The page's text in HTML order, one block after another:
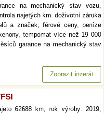
na mechanický stav vozu,
najetých km. doživotní záruka
a značek, férové ceny, peníze
tempomat více než 19 000
garance na mechanický stav
Zobrazit inzerát
62688 km, rok výroby: 2019,